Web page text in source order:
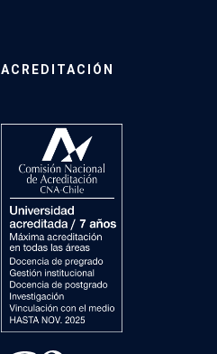
ACREDITACIÓN